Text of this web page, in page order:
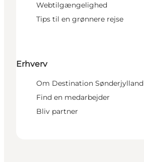
Webtilgængelighed
Tips til en grønnere rejse
Erhverv
Om Destination Sønderjylland
Find en medarbejder
Bliv partner